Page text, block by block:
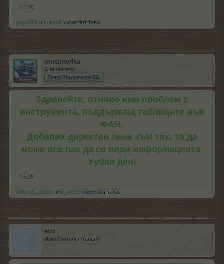
7.5.25
pepa551 и koteto9 харесват това.
mushnu4ka
S-Moderator
Team Farmerama BG
Здравейте, отново има проблем с
инструмента, поддържащ таблиците във
ФАЯ.
Добавих директен линк към тях, за да
може все пак да се види информацията.
Хубав ден!
7.5.25
koteto9 dedoto и p_janeta харесват това.
sco
Изключителен талант